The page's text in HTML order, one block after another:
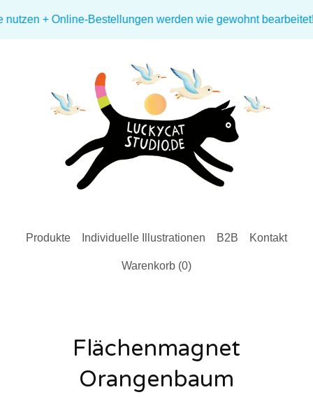
+ Online-Bestellungen werden wie gewohnt
Produkte Individuelle Illustrationen B2B Kontakt
Warenkorb (0)
Flächenmagnet
Orangenbaum